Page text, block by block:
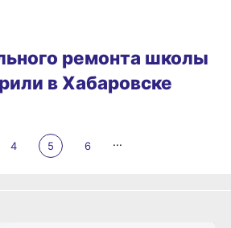
ремонта школы
в Хабаровске
4 5 6 ...